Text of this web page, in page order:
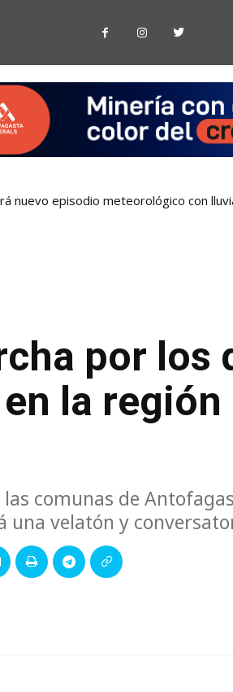
nuevo episodio meteorológico con
por los
la región
comunas de
una velatón y